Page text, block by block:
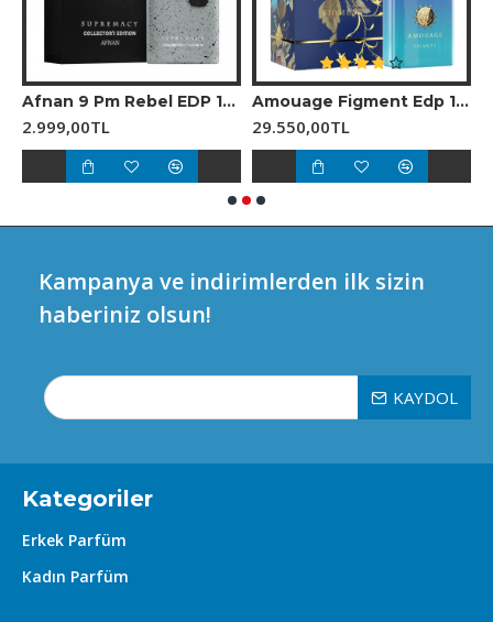
Afnan 9 Pm Rebel EDP 100 ml Unisex Parfüm
2.999,00TL
Amouage Figment Edp 100 Ml Erkek Parfüm
29.550,00TL
Kampanya ve indirimlerden ilk sizin
haberiniz olsun!
KAYDOL
Kategoriler
Erkek Parfüm
Kadın Parfüm